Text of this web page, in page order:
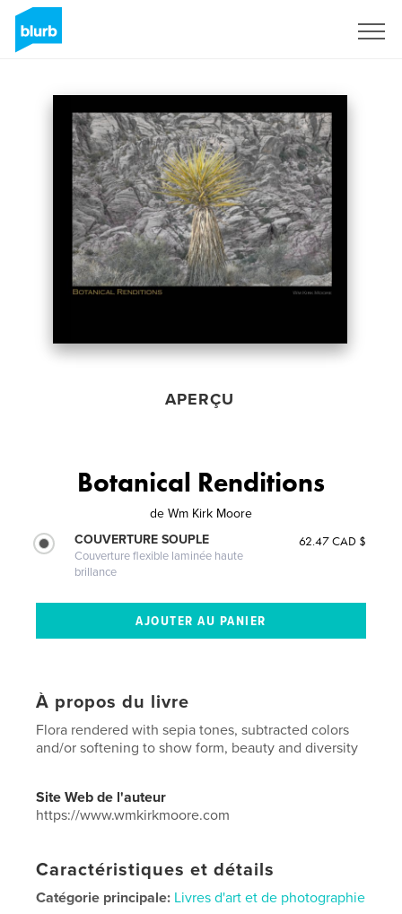
APERÇU
Botanical Renditions
de Wm Kirk Moore
COUVERTURE SOUPLE
Couverture flexible laminée haute
brillance
62.47 CAD $
À propos du livre
Flora rendered with sepia tones, subtracted colors
and/or softening to show form, beauty and diversity
Site Web de l'auteur
https://www.wmkirkmoore.com
Caractéristiques et détails
Catégorie principale: Livres d'art et de photographie